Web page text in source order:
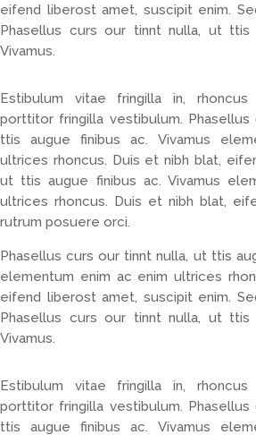
eifend liberost amet, suscipit enim.
Phasellus curs our tinnt nulla, ut ttis
Vivamus.
Estibulum vitae fringilla in,
porttitor fringilla vestibulum.
ttis augue finibus ac. Vivamus
ultrices rhoncus. Duis et nibh blat,
ut ttis augue finibus ac. Vivamus
ultrices rhoncus. Duis et nibh blat,
rutrum posuere orci.
Phasellus curs our tinnt nulla, ut ttis
elementum enim ac enim ultrices
eifend liberost amet, suscipit enim.
Phasellus curs our tinnt nulla, ut ttis
Vivamus.
Estibulum vitae fringilla in,
porttitor fringilla vestibulum.
ttis augue finibus ac. Vivamus